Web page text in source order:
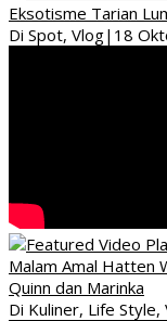
Eksotisme Tarian
Di Spot, Vlog| 18
Malam Amal Hatten
Quinn dan Marinka
Di Kuliner, Life Style,